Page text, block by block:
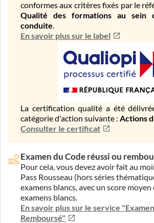
conformes aux critères fixés par le
Qualité des formations au sein
conduite.
En savoir plus sur le label
La certification qualité a été
catégorie d'action suivante : Actions
Consulter le certificat
Examen du Code réussi ou
Pour cela, vous devez avoir fait au
Pass Rousseau (hors séries
examens blancs, avec un score
examens blancs.
En savoir plus sur le service
Remboursé"